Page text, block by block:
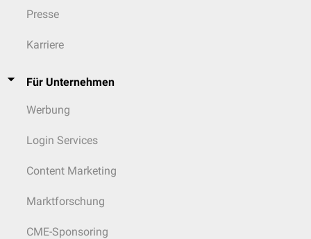
Presse
Karriere
Für Unternehmen
Werbung
Login Services
Content Marketing
Marktforschung
CME-Sponsoring